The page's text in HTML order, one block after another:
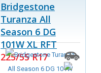
Bridgestone
Turanza All
Season 6 DG
101W XL RFT
225/55 R17